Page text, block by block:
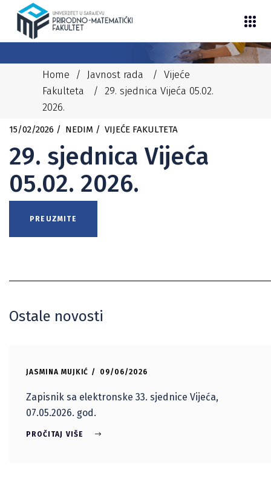
Home / Javnost rada /Vijeće
Fakulteta
/29. sjednica Vijeća 05.02.
2026.
15/02/2026 NEDIM VIJEĆE FAKULTETA
29. sjednica Vijeća
05.02. 2026.
PREUZMITE
Ostale novosti
JASMINA MUJKIĆ 09/06/2026
Zapisnik sa elektronske 33. sjednice Vijeća,
07.05.2026. god.
PROČITAJ VIŠE